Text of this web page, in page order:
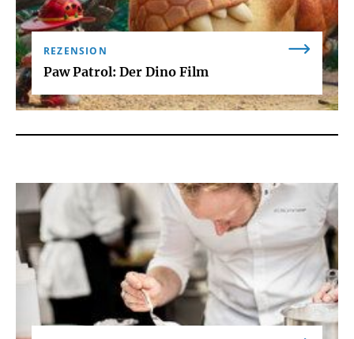
REZENSION
Paw Patrol: Der Dino Film